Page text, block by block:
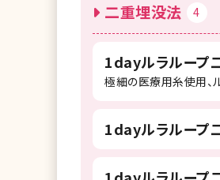
二重埋没法 4
1dayルラループ
極細の医療用糸使用、
1dayルラループ